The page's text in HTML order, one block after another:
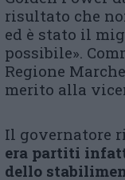
risultato che
ed è stato il
possibile».
Regione
merito alla
Il governatore
era partiti
dello